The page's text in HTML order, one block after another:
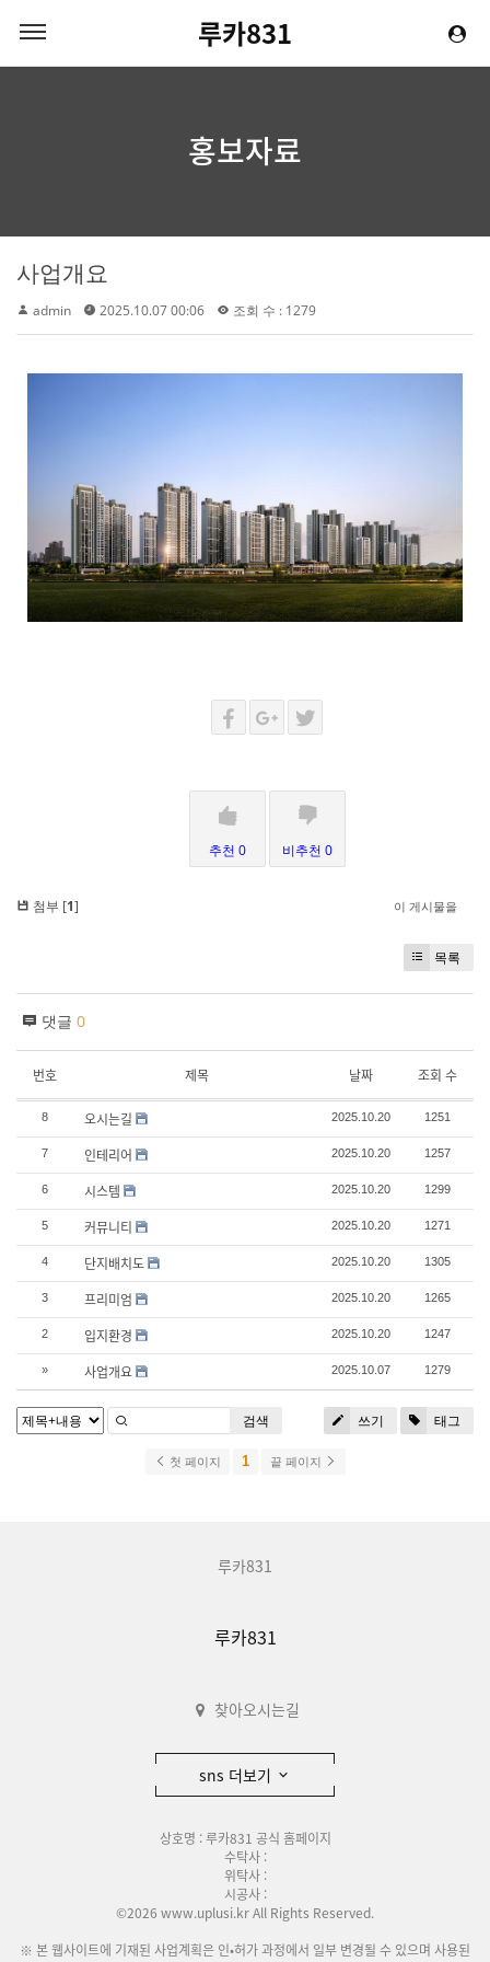
루카831
홍보자료
사업개요
admin 2025.10.07 00:06 조회 수 : 1279
추천 0 비추천 0
첨부 [1] 이 게시물을
목록
댓글 0
번호 제목 날짜 조회 수
8 오시는길 2025.10.20 1251
7 인테리어 2025.10.20 1257
6 시스템 2025.10.20 1299
5 커뮤니티 2025.10.20 1271
4 단지배치도 2025.10.20 1305
3 프리미엄 2025.10.20 1265
2 입지환경 2025.10.20 1247
» 사업개요 2025.10.07 1279
쓰기 태그
검색
첫 페이지 1 끝 페이지
루카831
루카831
찾아오시는길
sns 더보기
상호명 : 루카831 공식 홈페이지
수탁사 :
위탁사 :
시공사 :
©2026 www.uplusi.kr All Rights Reserved.
※ 본 웹사이트에 기재된 사업계획은 인•허가 과정에서 일부 변경될 수 있으며 사용된